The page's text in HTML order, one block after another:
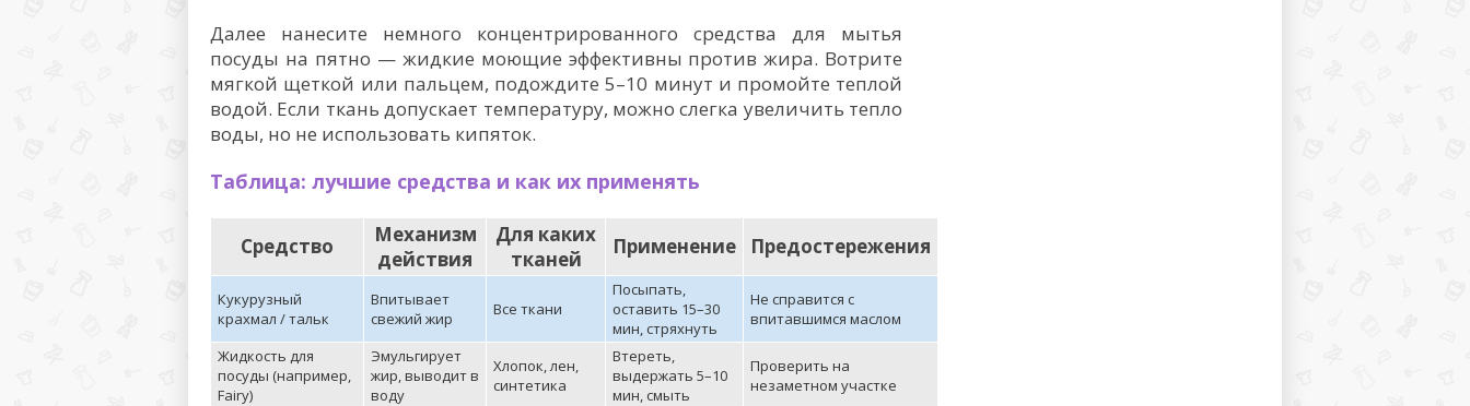
Далее нанесите немного концентрированного средства для мытья
посуды на пятно — жидкие моющие эффективны против жира. Вотрите
мягкой щеткой или пальцем, подождите 5–10 минут и промойте теплой
водой. Если ткань допускает температуру, можно слегка увеличить тепло
воды, но не использовать кипяток.
Таблица: лучшие средства и как их применять
Средство
Механизм
действия
Для каких
тканей
Применение Предостережения
Кукурузный
крахмал / тальк
Впитывает
свежий жир
Все ткани
Посыпать,
оставить 15–30
мин, стряхнуть
Не справится с
впитавшимся маслом
Жидкость для
посуды (например,
Fairy)
Эмульгирует
жир, выводит в
воду
Хлопок, лен,
синтетика
Втереть,
выдержать 5–10
мин, смыть
Проверить на
незаметном участке